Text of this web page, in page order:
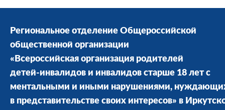
Региональное отделение Общероссийской
общественной организации
«Всероссийская организация родителей
детей-инвалидов и инвалидов старше 18 лет с
ментальными и иными нарушениями,
в представительстве своих интересов» в